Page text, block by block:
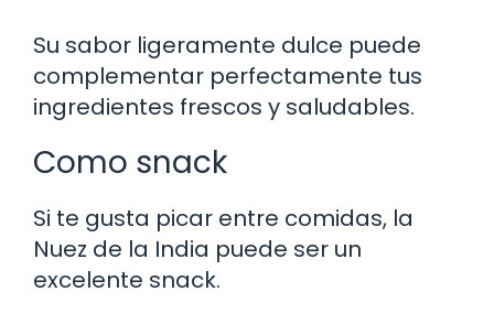
Su sabor ligeramente dulce puede
complementar perfectamente tus
ingredientes frescos y saludables.
Como snack
Si te gusta picar entre comidas, la
Nuez de la India puede ser un
excelente snack.